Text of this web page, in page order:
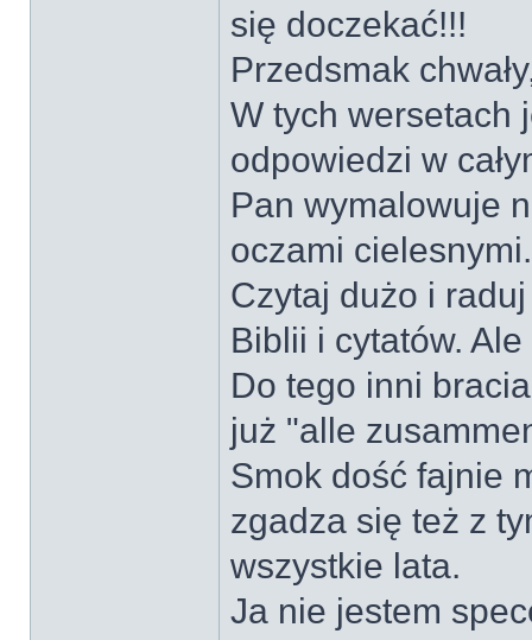
się doczekać!!!
Przedsmak
W tych wersetach
odpowiedzi w
Pan wymalowuje
oczami cielesnymi.
Czytaj dużo i
Biblii i cytatów.
Do tego inni
już "alle
Smok dość fajnie
zgadza się też z
wszystkie lata.
Ja nie jestem